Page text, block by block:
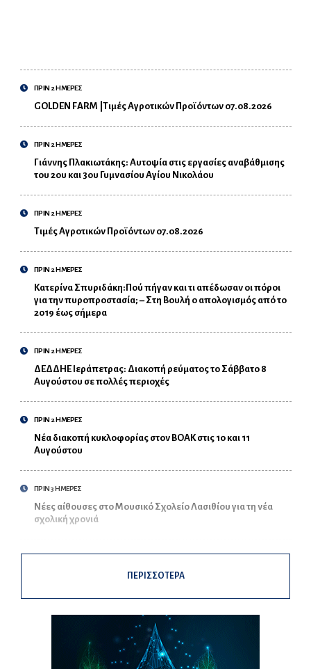
ΠΡΙΝ 2 ΗΜΕΡΕΣ
GOLDEN FARM |Τιμές Αγροτικών Προϊόντων 07.08.2026
ΠΡΙΝ 2 ΗΜΕΡΕΣ
Γιάννης Πλακιωτάκης: Αυτοψία στις εργασίες αναβάθμισης
του 2ου και 3ου Γυμνασίου Αγίου Νικολάου
ΠΡΙΝ 2 ΗΜΕΡΕΣ
Τιμές Αγροτικών Προϊόντων 07.08.2026
ΠΡΙΝ 2 ΗΜΕΡΕΣ
Κατερίνα Σπυριδάκη:Πού πήγαν και τι απέδωσαν οι πόροι
για την πυροπροστασία; – Στη Βουλή ο απολογισμός από το
2019 έως σήμερα
ΠΡΙΝ 2 ΗΜΕΡΕΣ
ΔΕΔΔΗΕ Ιεράπετρας: Διακοπή ρεύματος το Σάββατο 8
Αυγούστου σε πολλές περιοχές
ΠΡΙΝ 2 ΗΜΕΡΕΣ
Νέα διακοπή κυκλοφορίας στον ΒΟΑΚ στις 10 και 11
Αυγούστου
ΠΡΙΝ 3 ΗΜΕΡΕΣ
Νέες αίθουσες στο Μουσικό Σχολείο Λασιθίου για τη νέα
σχολική χρονιά
ΠΕΡΙΣΣΟΤΕΡΑ